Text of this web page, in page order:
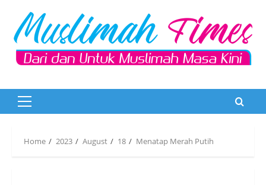
content
Primary
Home 2023 August 18 Menatap Merah Putih